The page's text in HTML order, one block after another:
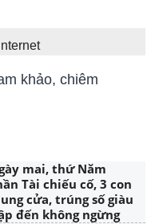
khảo, chiêm
mai, thứ Năm
Tài chiếu cố, 3 con
cửa, trúng số giàu
đến không ngừng